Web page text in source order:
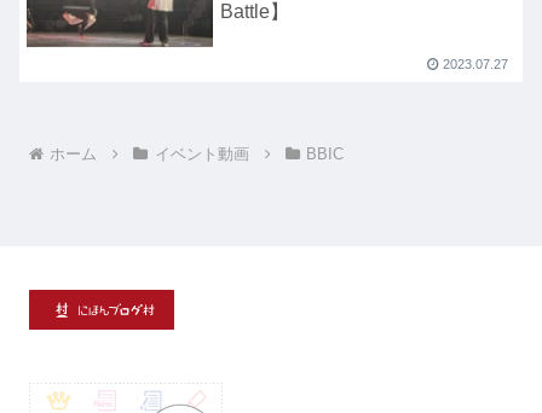
Battle】
2023.07.27
ホーム イベント動画 BBIC